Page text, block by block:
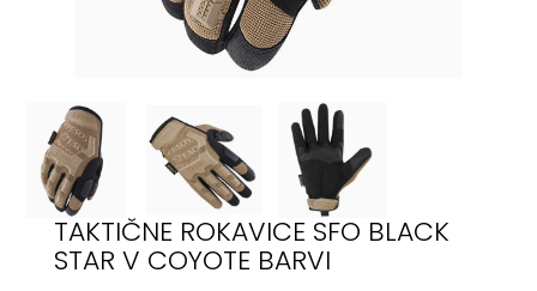
TAKTIČNE ROKAVICE SFO BLACK
STAR V COYOTE BARVI